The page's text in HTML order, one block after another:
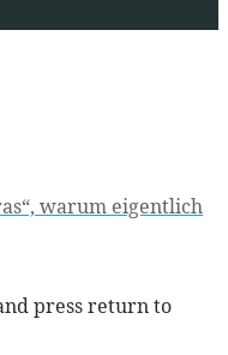
warum eigentlich
press return to